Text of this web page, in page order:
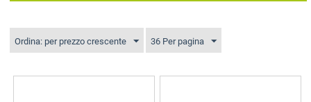
Ordina: per prezzo crescente 36 Per pagina